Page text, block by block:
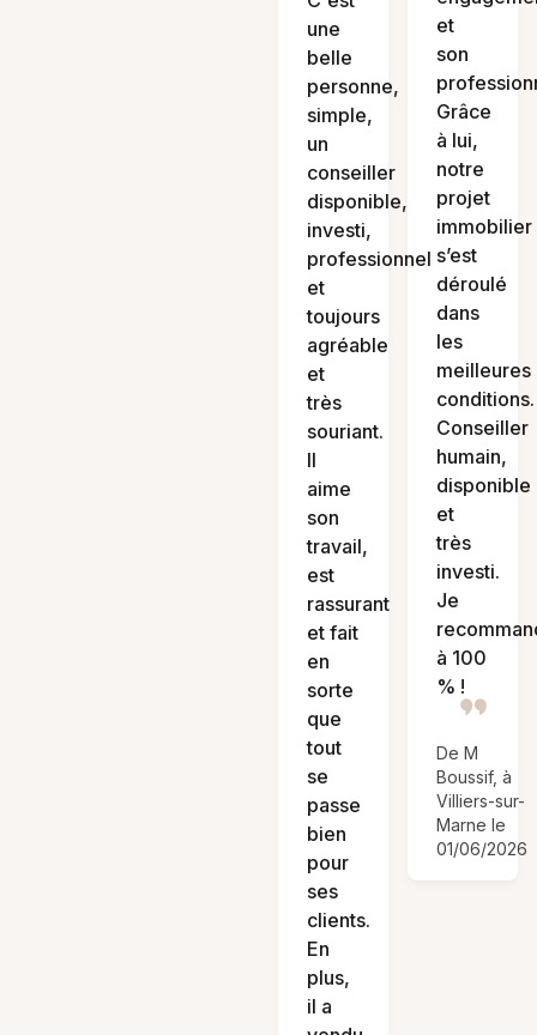
une
belle
personne,
simple,
un
conseiller
disponible,
investi,
professionnel
et
toujours
agréable
et
très
souriant.
Il
aime
son
travail,
est
rassurant
et fait
en
sorte
que
tout
se
passe
bien
pour
ses
clients.
En
plus,
il a
et
son
Grâce
à lui,
notre
projet
immobilier
s’est
déroulé
dans
les
meilleures
conditions.
Conseiller
humain,
disponible
et
très
investi.
Je
à 100
% !
De M
Boussif, à
Villiers-sur-
Marne le
01/06/2026